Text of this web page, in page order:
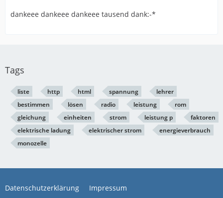
dankeee dankeee dankeee tausend dank:-*
Tags
liste http html spannung
lehrer
bestimmen
lösen radio leistung
rom
gleichung
einheiten strom leistung p
faktoren
elektrische ladung
elektrischer strom
energieverbrauch
monozelle
Datenschutzerklärung Impressum